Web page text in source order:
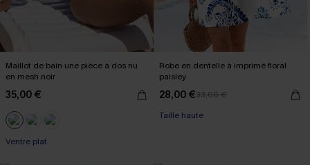
Maillot de bain une pièce à dos nu
en mesh noir
35,00 €
Ventre plat
Robe en dentelle à imprimé floral
paisley
28,00 €33,00 €
Taille haute